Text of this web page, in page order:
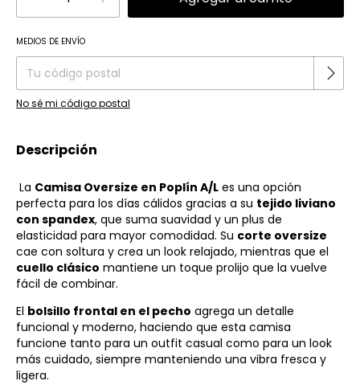
Entregas para el CP:
MEDIOS DE ENVÍO
No sé mi código postal
Descripción
La Camisa Oversize en Poplín A/L es una opción
perfecta para los días cálidos gracias a su tejido liviano
con spandex, que suma suavidad y un plus de
elasticidad para mayor comodidad. Su corte oversize
cae con soltura y crea un look relajado, mientras que el
cuello clásico mantiene un toque prolijo que la vuelve
fácil de combinar.
El bolsillo frontal en el pecho agrega un detalle
funcional y moderno, haciendo que esta camisa
funcione tanto para un outfit casual como para un look
más cuidado, siempre manteniendo una vibra fresca y
ligera.